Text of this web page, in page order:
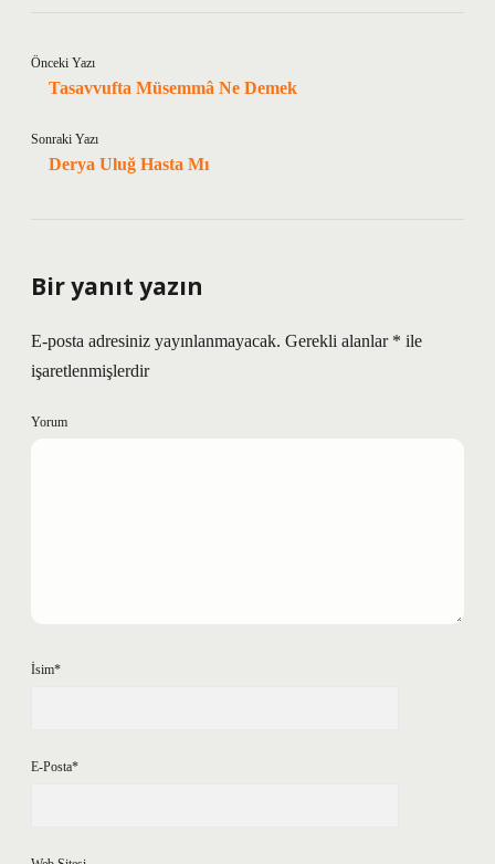
Önceki Yazı
Tasavvufta Müsemmâ Ne Demek
Sonraki Yazı
Derya Uluğ Hasta Mı
Bir yanıt yazın
E-posta adresiniz yayınlanmayacak. Gerekli alanlar * ile
işaretlenmişlerdir
Yorum
İsim*
E-Posta*